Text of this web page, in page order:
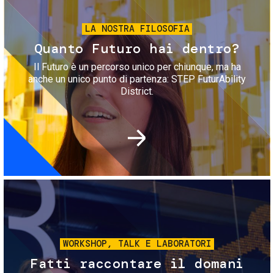
LA NOSTRA FILOSOFIA
Quanto Futuro hai dentro?
Il Futuro è un percorso unico per chiunque, ma ha
anche un unico punto di partenza: STEP FuturAbility
District.
Immagine
WORKSHOP, TALK E LABORATORI
Fatti raccontare il domani